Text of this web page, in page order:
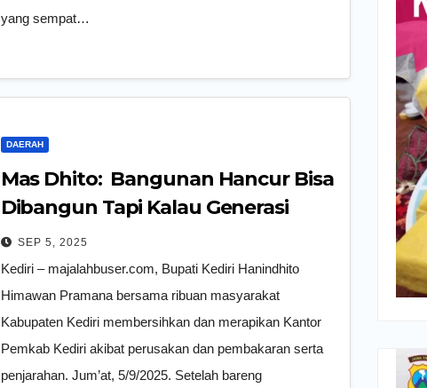
yang sempat…
DAERAH
Mas Dhito: Bangunan Hancur Bisa
Dibangun Tapi Kalau Generasi
Rusak, Maka PR Kita Masih Banyak
SEP 5, 2025
Kediri – majalahbuser.com, Bupati Kediri Hanindhito
Himawan Pramana bersama ribuan masyarakat
Kabupaten Kediri membersihkan dan merapikan Kantor
Pemkab Kediri akibat perusakan dan pembakaran serta
penjarahan. Jum’at, 5/9/2025. Setelah bareng